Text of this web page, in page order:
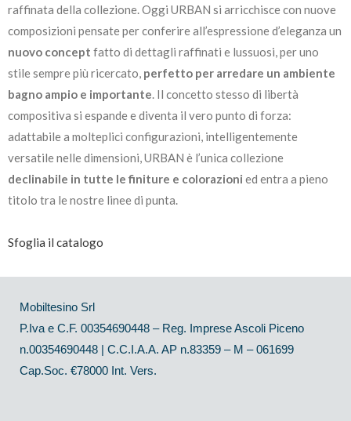
raffinata della collezione. Oggi URBAN si arricchisce con nuove
composizioni pensate per conferire all’espressione d’eleganza un
nuovo concept fatto di dettagli raffinati e lussuosi, per uno
stile sempre più ricercato, perfetto per arredare un ambiente
bagno ampio e importante. Il concetto stesso di libertà
compositiva si espande e diventa il vero punto di forza:
adattabile a molteplici configurazioni, intelligentemente
versatile nelle dimensioni, URBAN è l’unica collezione
declinabile in tutte le finiture e colorazioni ed entra a pieno
titolo tra le nostre linee di punta.
Sfoglia il catalogo
Mobiltesino Srl
P.Iva e C.F. 00354690448 – Reg. Imprese Ascoli Piceno
n.00354690448 | C.C.I.A.A. AP n.83359 – M – 061699
Cap.Soc. €78000 Int. Vers.